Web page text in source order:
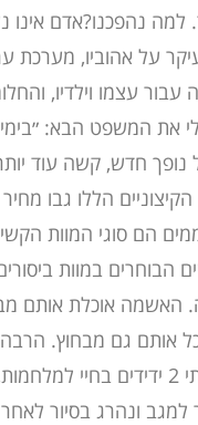
למה נהפכנו?אדם אינו
על אהוביו, מערכת
עצמו וילדיו,
את המשפט הבא:
חדש, קשה עוד
הללו גבו מחיר
הם סוגי המוות
הבוחרים במוות
האשמה אוכלת אותם
אותם גם מבחוץ.
ונהרג בסיור